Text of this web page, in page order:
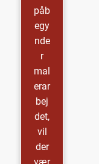
påb
egy
nde
r
mal
erar
bej
det,
vil
der